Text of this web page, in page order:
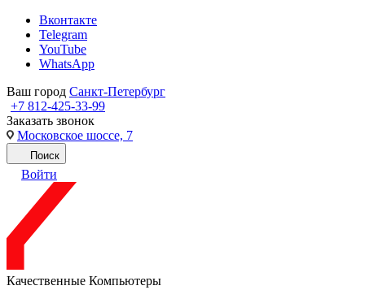
Вконтакте
Telegram
YouTube
WhatsApp
Ваш город Санкт-Петербург
+7 812-425-33-99
Заказать звонок
Московское шоссе, 7
Поиск
Войти
Качественные Компьютеры